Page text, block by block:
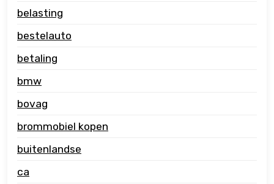
belasting
bestelauto
betaling
bmw
bovag
brommobiel kopen
buitenlandse
ca